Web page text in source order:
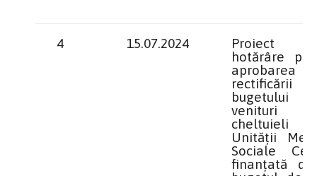
4 15.07.2024
Proiect
hotărâre
aprobarea
rectificării
bugetului
venituri
cheltuieli
Unităţii
Sociale
finanţată